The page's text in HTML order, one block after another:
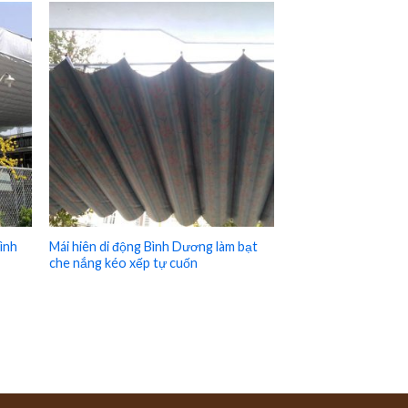
Mái hiên di động Bình Dương làm bạt
che nắng kéo xếp tự cuốn